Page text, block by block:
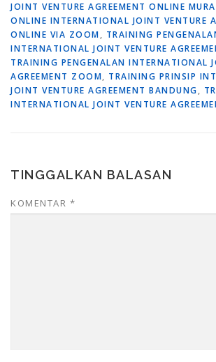
JOINT VENTURE AGREEMENT ONLINE
ONLINE INTERNATIONAL JOINT VENTURE
ONLINE VIA ZOOM, TRAINING
INTERNATIONAL JOINT VENTURE
TRAINING PENGENALAN INTERNATIONAL
AGREEMENT ZOOM, TRAINING PRINSIP
JOINT VENTURE AGREEMENT BANDUNG,
INTERNATIONAL JOINT VENTURE
TINGGALKAN BALASAN
KOMENTAR *